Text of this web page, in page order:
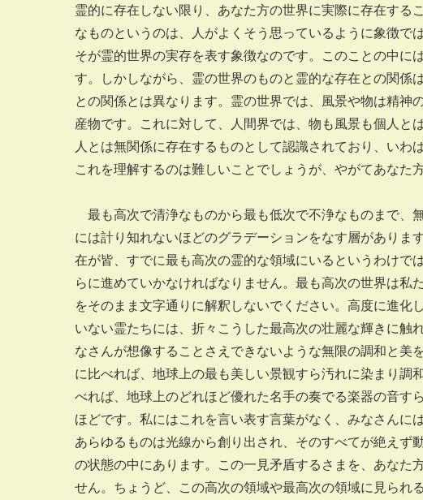
霊的に存在しない限り、あなた方の世界に実際に存在する
なものというのは、人がよくそう思っているように象徴で
そが霊的世界の実存を表す象徴なのです。このことの中に
す。しかしながら、霊の世界のものと霊的な存在との関係
との関係とは異なります。霊の世界では、風景や物は精
産物です。これに対して、人間界では、物も風景も個人と
人とは無関係に存在するものとして認識されており、いわ
これを理解するのは難しいことでしょうが、やがてあなた
最も高次で清浄なものから最も低次で不浄なものまで、
には計り知れないほどのグラデーションをなす層がありま
在が皆、すでに最も高次の霊的な領域にいるというわけで
らに進めていかなければなりません。最も高次の世界は
をそのまま文字通りに解釈しないでください。高度に進化
いない霊たちには、折々こうした最高次の壮麗な輝きに触
なさんが想像することさえできないような無限の調和と美
に比べれば、地球上の最も美しい景観すら汚れに染まり調
べれば、地球上のどれほど優れた名手の奏でる楽器の音す
ほどです。私にはこれを言い表す言葉がなく、みなさんに
あらゆるものは光線から創り出され、そのすべてが絶えず
の状態の中にあります。この一見矛盾するさまを、あなた
せん。ちょうど、この高次の領域や最高次の領域に見られ